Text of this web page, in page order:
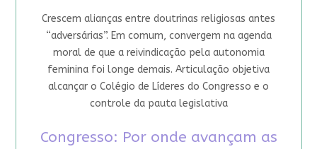
Crescem alianças entre doutrinas religiosas antes
“adversárias”. Em comum, convergem na agenda
moral de que a reivindicação pela autonomia
feminina foi longe demais. Articulação objetiva
alcançar o Colégio de Líderes do Congresso e o
controle da pauta legislativa
Congresso: Por onde avançam as